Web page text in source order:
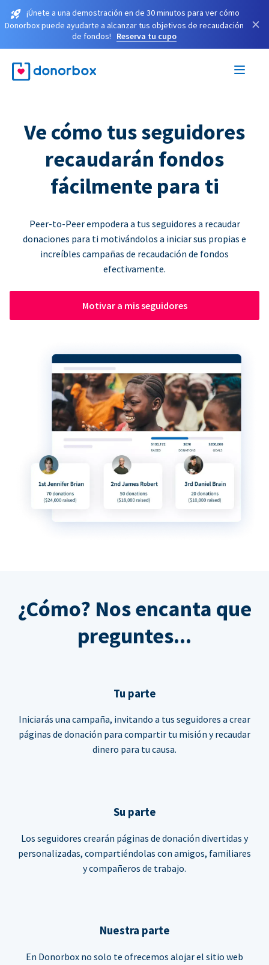
¡Únete a una demostración en de 30 minutos para ver cómo
Donorbox puede ayudarte a alcanzar tus objetivos de recaudación
de fondos!
Reserva tu cupo
×
Ve cómo tus seguidores
recaudarán fondos
fácilmente para ti
Peer-to-Peer empodera a tus seguidores a recaudar
donaciones para ti motivándolos a iniciar sus propias e
increíbles campañas de recaudación de fondos
efectivamente.
Motivar a mis seguidores
¿Cómo? Nos encanta que
preguntes...
Tu parte
Iniciarás una campaña, invitando a tus seguidores a crear
páginas de donación para compartir tu misión y recaudar
dinero para tu causa.
Su parte
Los seguidores crearán páginas de donación divertidas y
personalizadas, compartiéndolas con amigos, familiares
y compañeros de trabajo.
Nuestra parte
En Donorbox no solo te ofrecemos alojar el sitio web